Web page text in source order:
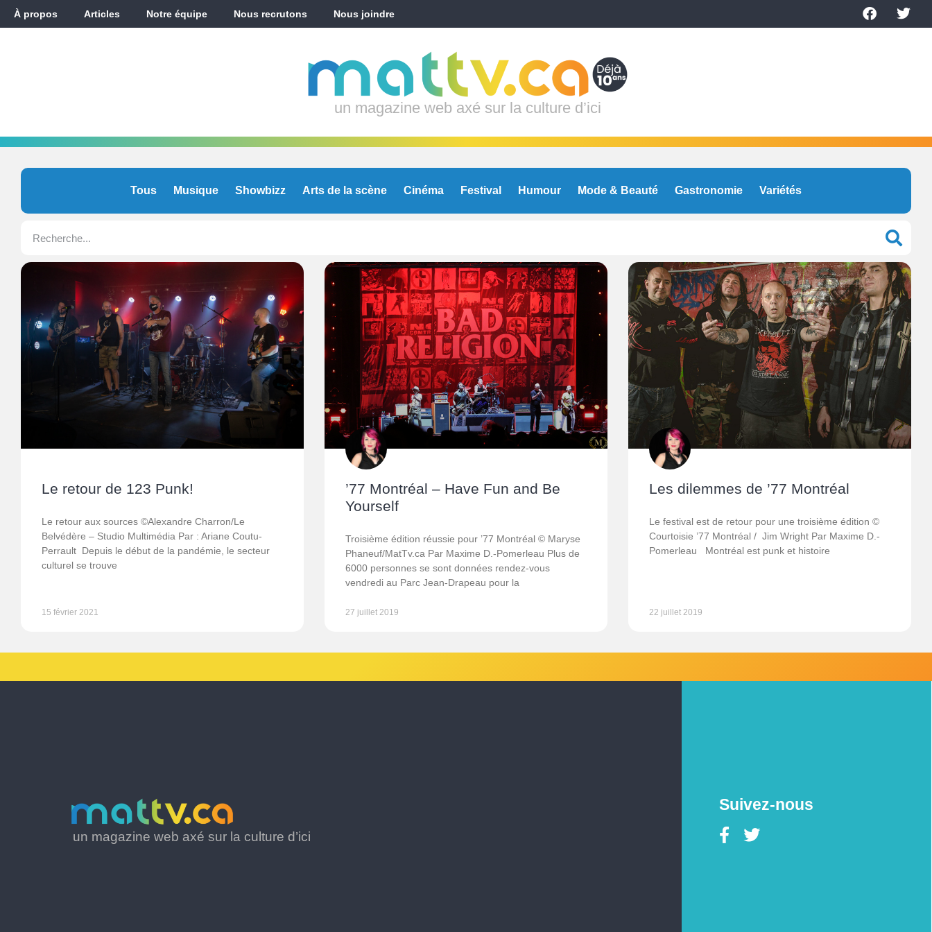
À propos Articles Notre équipe Nous recrutons Nous joindre
un magazine web axé sur la culture d’ici
Tous Musique Showbizz Arts de la scène Cinéma Festival Humour Mode & Beauté Gastronomie Variétés
Le retour de 123 Punk!
Le retour aux sources ©Alexandre Charron/Le
Belvédère – Studio Multimédia Par : Ariane Coutu-
Perrault Depuis le début de la pandémie, le secteur
culturel se trouve
15 février 2021
’77 Montréal – Have Fun and Be
Yourself
Troisième édition réussie pour ’77 Montréal © Maryse
Phaneuf/MatTv.ca Par Maxime D.-Pomerleau Plus de
6000 personnes se sont données rendez-vous
vendredi au Parc Jean-Drapeau pour la
27 juillet 2019
Les dilemmes de ’77 Montréal
Le festival est de retour pour une troisième édition ©
Courtoisie ’77 Montréal / Jim Wright Par Maxime D.-
Pomerleau Montréal est punk et histoire
22 juillet 2019
un magazine web axé sur la culture d’ici
Suivez-nous